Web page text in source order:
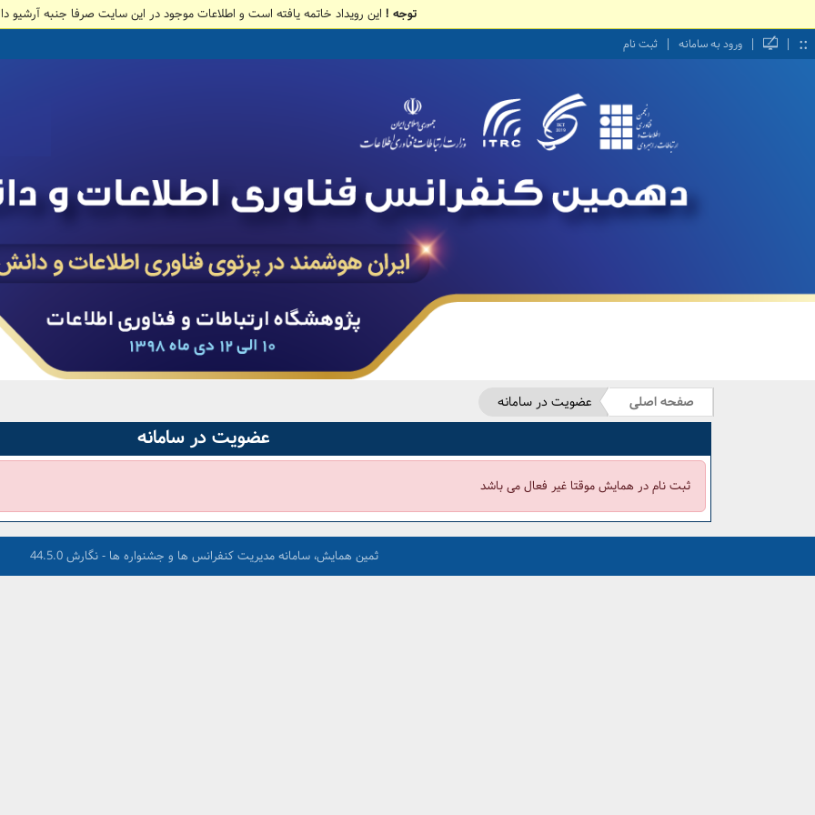
توجه ! این رویداد خاتمه یافته است و اطلاعات موجود در این سایت صرفا جنبه آرشیو
::
|
| ورود به سامانه | ثبت نام
صفحه اصلی عضویت در سامانه
عضویت در سامانه
ثبت نام در همایش موقتا غیر فعال می باشد
ثمین همایش، سامانه مدیریت کنفرانس ها و جشنواره ها - نگارش 44.5.0